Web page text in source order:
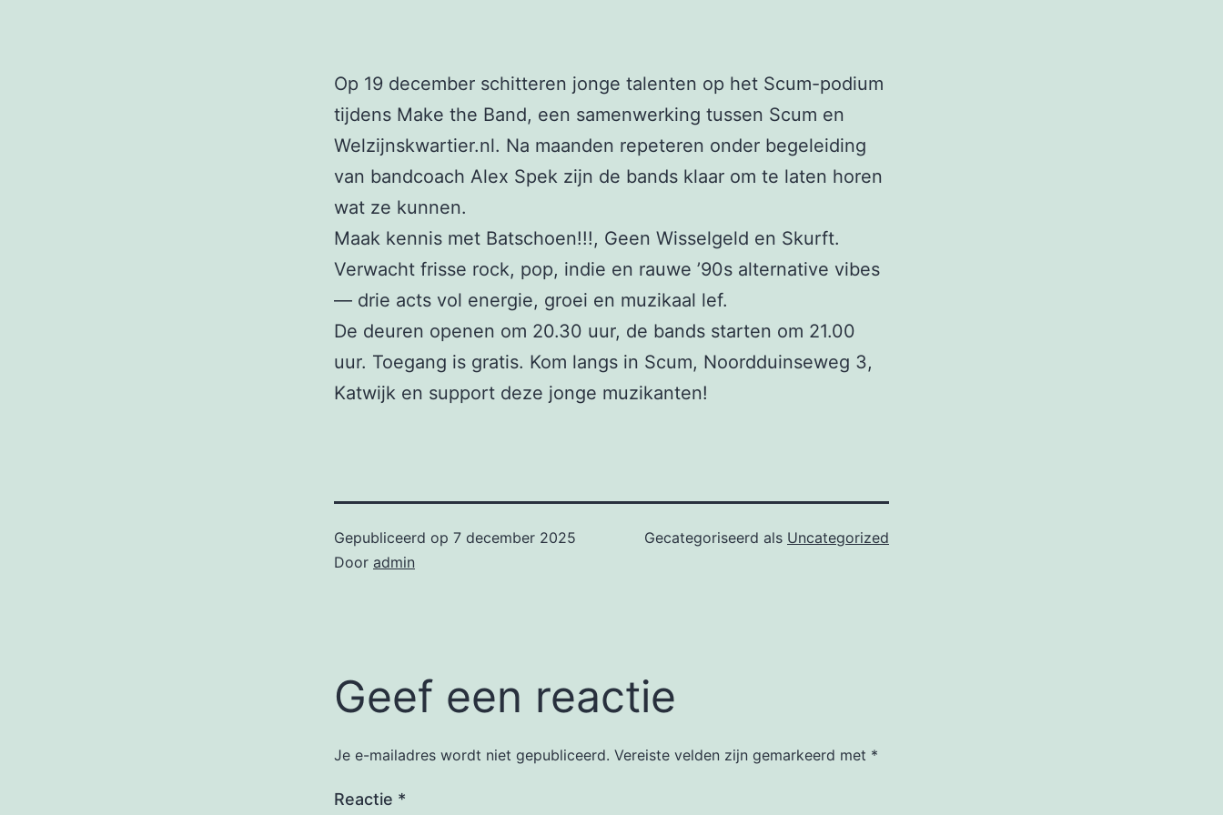
Op 19 december schitteren jonge talenten op het Scum-podium
tijdens Make the Band, een samenwerking tussen Scum en
Welzijnskwartier.nl. Na maanden repeteren onder begeleiding
van bandcoach Alex Spek zijn de bands klaar om te laten horen
wat ze kunnen.
Maak kennis met Batschoen!!!, Geen Wisselgeld en Skurft.
Verwacht frisse rock, pop, indie en rauwe ’90s alternative vibes
— drie acts vol energie, groei en muzikaal lef.
De deuren openen om 20.30 uur, de bands starten om 21.00
uur. Toegang is gratis. Kom langs in Scum, Noordduinseweg 3,
Katwijk en support deze jonge muzikanten!
Gepubliceerd op 7 december 2025
Door admin
Gecategoriseerd als Uncategorized
Geef een reactie
Je e-mailadres wordt niet gepubliceerd. Vereiste velden zijn gemarkeerd met *
Reactie *